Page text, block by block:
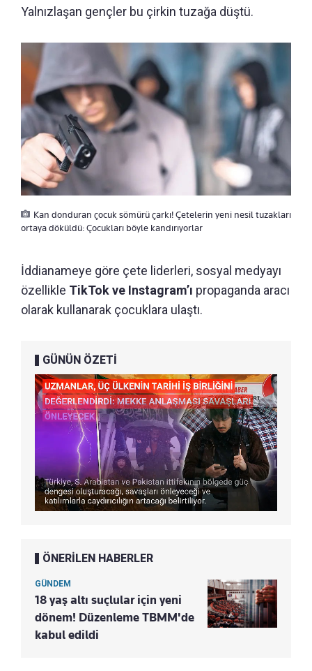
Yalnızlaşan gençler bu çirkin tuzağa düştü.
Kan donduran çocuk sömürü çarkı! Çetelerin yeni nesil tuzakları
ortaya döküldü: Çocukları böyle kandırıyorlar
İddianameye göre çete liderleri, sosyal medyayı
özellikle TikTok ve Instagram’ı propaganda aracı
olarak kullanarak çocuklara ulaştı.
GÜNÜN ÖZETİ
ÖNERİLEN HABERLER
GÜNDEM
18 yaş altı suçlular için yeni
dönem! Düzenleme TBMM'de
kabul edildi